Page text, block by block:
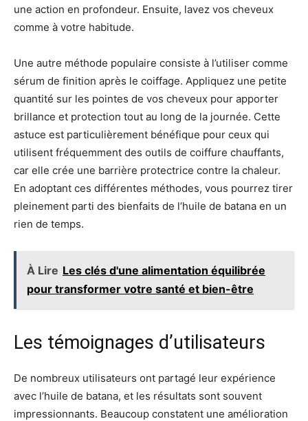
une action en profondeur. Ensuite, lavez vos cheveux
comme à votre habitude.
Une autre méthode populaire consiste à l’utiliser comme
sérum de finition après le coiffage. Appliquez une petite
quantité sur les pointes de vos cheveux pour apporter
brillance et protection tout au long de la journée. Cette
astuce est particulièrement bénéfique pour ceux qui
utilisent fréquemment des outils de coiffure chauffants,
car elle crée une barrière protectrice contre la chaleur.
En adoptant ces différentes méthodes, vous pourrez tirer
pleinement parti des bienfaits de l’huile de batana en un
rien de temps.
À Lire Les clés d'une alimentation équilibrée
pour transformer votre santé et bien-être
Les témoignages d’utilisateurs
De nombreux utilisateurs ont partagé leur expérience
avec l’huile de batana, et les résultats sont souvent
impressionnants. Beaucoup constatent une amélioration